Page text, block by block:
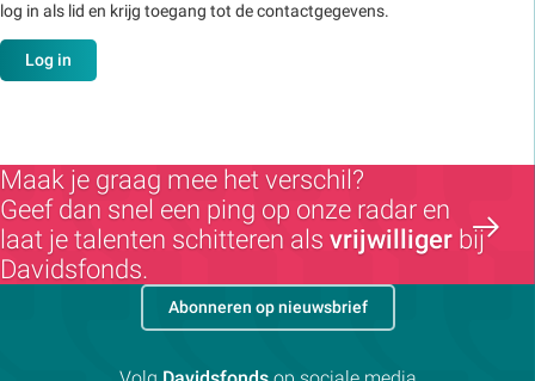
log in als lid en krijg toegang tot de contactgegevens.
Log in
Maak je graag mee het verschil?
Geef dan snel een ping op onze radar en
laat je talenten schitteren als vrijwilliger bij
Davidsfonds.
Abonneren op nieuwsbrief